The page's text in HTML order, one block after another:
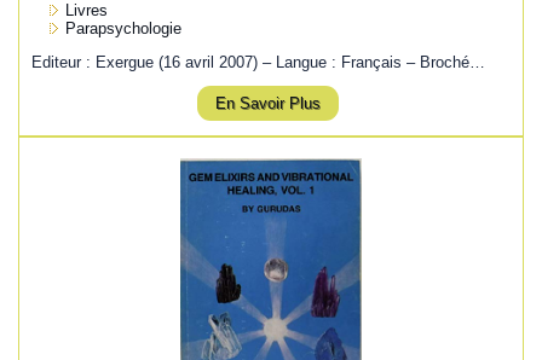
Livres
Parapsychologie
Editeur : Exergue (16 avril 2007) – Langue : Français – Broché…
En Savoir Plus